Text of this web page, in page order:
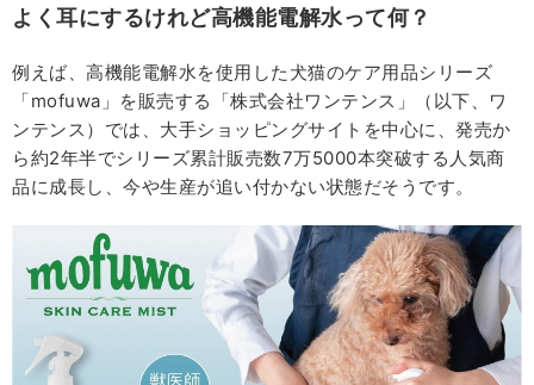
よく耳にするけれど高機能電解水って何？
例えば、高機能電解水を使用した犬猫のケア用品シリーズ
「mofuwa」を販売する「株式会社ワンテンス」（以下、ワ
ンテンス）では、大手ショッピングサイトを中心に、発売か
ら約2年半でシリーズ累計販売数7万5000本突破する人気商
品に成長し、今や生産が追い付かない状態だそうです。